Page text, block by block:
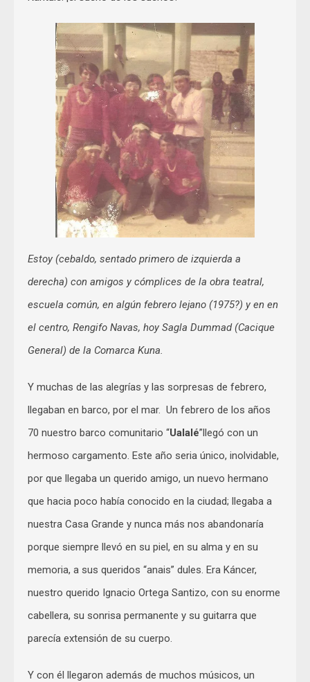
Estoy (cebaldo, sentado primero de izquierda a
derecha) con amigos y cómplices de la obra teatral,
escuela común, en algún febrero lejano (1975?) y en en
el centro, Rengifo Navas, hoy Sagla Dummad (Cacique
General) de la Comarca Kuna.
Y muchas de las alegrías y las sorpresas de febrero,
llegaban en barco, por el mar. Un febrero de los años
70 nuestro barco comunitario “Ualalé”llegó con un
hermoso cargamento. Este año seria único, inolvidable,
por que llegaba un querido amigo, un nuevo hermano
que hacia poco había conocido en la ciudad; llegaba a
nuestra Casa Grande y nunca más nos abandonaría
porque siempre llevó en su piel, en su alma y en su
memoria, a sus queridos “anais” dules. Era Káncer,
nuestro querido Ignacio Ortega Santizo, con su enorme
cabellera, su sonrisa permanente y su guitarra que
parecía extensión de su cuerpo.
Y con él llegaron además de muchos músicos, un